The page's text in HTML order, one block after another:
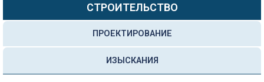
СТРОИТЕЛЬСТВО
ПРОЕКТИРОВАНИЕ
ИЗЫСКАНИЯ